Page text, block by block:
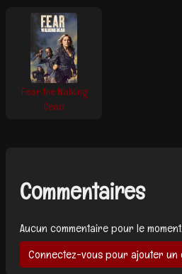
Fear the Walking
Dead
Commentaires
Aucun commentaire pour le moment.
Connectez-vous pour ajouter un